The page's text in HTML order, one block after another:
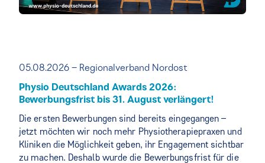
05.08.2026 – Regionalverband Nordost
Physio Deutschland Awards 2026:
Bewerbungsfrist bis 31. August verlängert!
Die ersten Bewerbungen sind bereits eingegangen –
jetzt möchten wir noch mehr Physiotherapiepraxen und
Kliniken die Möglichkeit geben, ihr Engagement sichtbar
zu machen. Deshalb wurde die Bewerbungsfrist für die